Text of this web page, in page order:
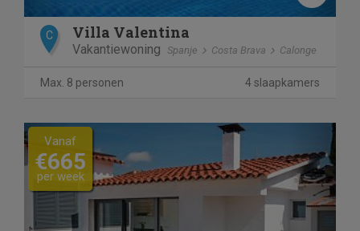
C Villa Valentina
Vakantiewoning Spanje Costa Brava Calonge
Max. 8 personen 4 slaapkamers
Previous Next
Vanaf
€665
per week